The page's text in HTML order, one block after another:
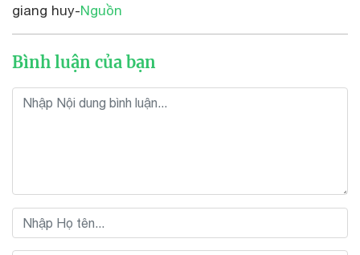
giang huy-Nguồn
Bình luận của bạn